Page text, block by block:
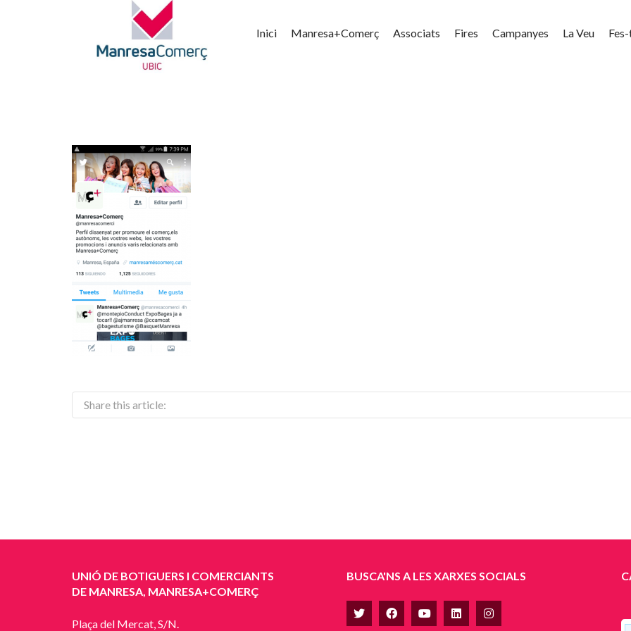
Inici Manresa+Comerç Associats Fires Campanyes La Veu
Share this article:
UNIÓ DE BOTIGUERS I COMERCIANTS
DE MANRESA, MANRESA+COMERÇ
Plaça del Mercat, S/N.
BUSCA'NS A LES XARXES SOCIALS